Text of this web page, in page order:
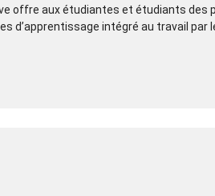
offre aux étudiantes et étudiants des
d’apprentissage intégré au travail par